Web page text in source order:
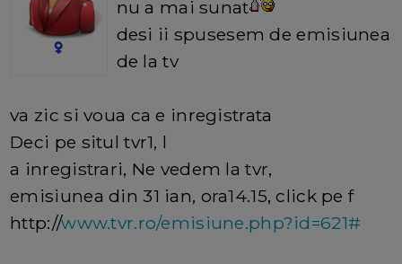
nu a mai sunat
desi ii spusesem de emisiunea
de la tv
va zic si voua ca e inregistrata
Deci pe situl tvr1, l
a inregistrari, Ne vedem la tvr,
emisiunea din 31 ian, ora14.15, click pe f
http://www.tvr.ro/emisiune.php?id=621#